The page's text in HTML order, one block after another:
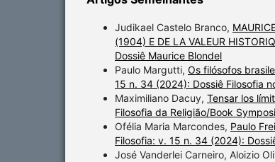
Judikael Castelo Branco,
(1904) E DE LA VALEUR
Dossiê Maurice Blondel
Paulo Margutti, Os filósofos
15 n. 34 (2024): Dossiê Filosofia
Maximiliano Dacuy, Tensar los
Filosofia da Religião/Book
Ofélia Maria Marcondes, Paulo
Filosofia: v. 15 n. 34 (2024):
José Vanderlei Carneiro, Aloizio